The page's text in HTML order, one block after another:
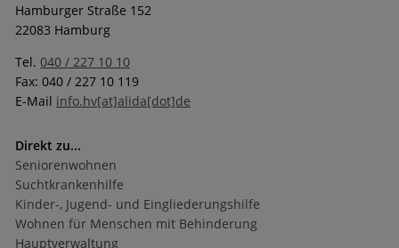
Hamburger Straße 152
22083 Hamburg
Tel. 040 / 227 10 10
Fax: 040 / 227 10 119
E-Mail info.hv[at]alida[dot]de
Direkt zu...
Seniorenwohnen
Suchtkrankenhilfe
Kinder-, Jugend- und Eingliederungshilfe
Wohnen für Menschen mit Behinderung
Hauptverwaltung